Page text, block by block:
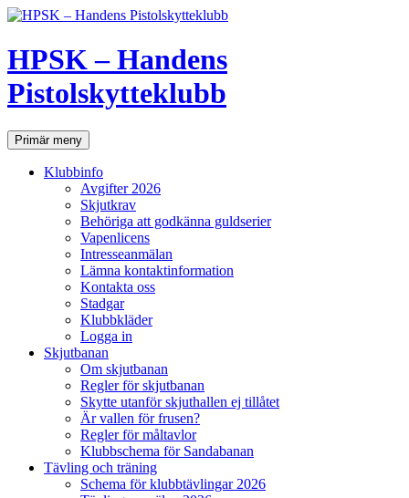
Hoppa
innehåll
HPSK – Handens
Pistolskytteklubb
SökPrimär meny
Klubbinfo
Avgifter 2026
Skjutkrav
Behöriga att godkänna guldserier
Vapenlicens
Intresseanmälan
Lämna kontaktinformation
Kontakta oss
Stadgar
Klubbkläder
Logga in
Skjutbanan
Om skjutbanan
Regler för skjutbanan
Skytte utanför skjuthallen ej tillåtet
Är vallen för frusen?
Regler för måltavlor
Klubbschema för Sandabanan
Tävling och träning
Schema för klubbtävlingar 2026